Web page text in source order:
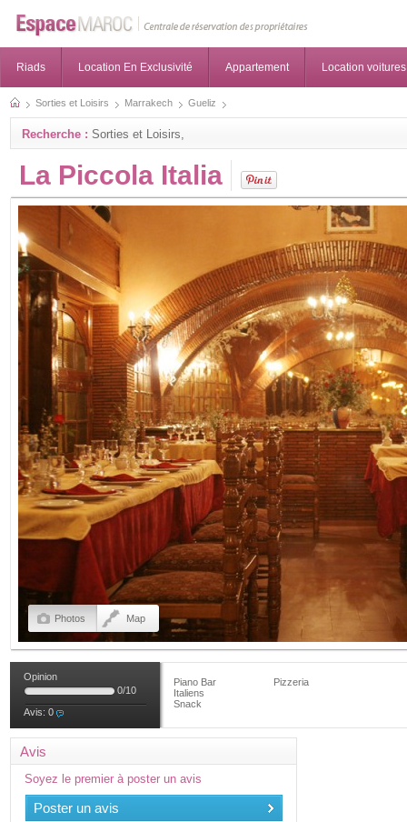
Riads Location En Exclusivité Appartement Location voitures
Sorties et Loisirs Marrakech Gueliz
Recherche : Sorties et Loisirs,
La Piccola Italia
Photos Map
Opinion
0/10
Avis: 0
Piano Bar
Italiens
Snack
Pizzeria
Avis
Soyez le premier à poster un avis
Poster un avis